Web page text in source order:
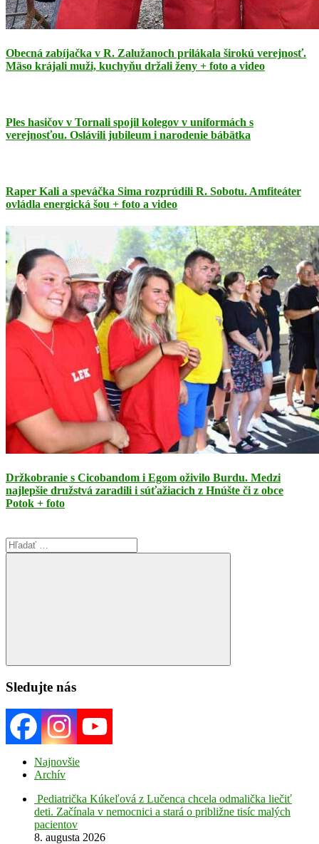
Obecná zabíjačka v R. Zalužanoch prilákala širokú verejnosť.
Mäso krájali muži, kuchyňu držali ženy + foto a video
Ples hasičov v Tornali spojil kolegov v uniformách s
verejnosťou. Oslávili jubileum i narodenie bábätka
Raper Kali a speváčka Sima rozprúdili R. Sobotu. Amfiteáter
ovládla energická šou + foto a video
Držkobranie s Cicobandom i Egom oživilo Burdu. Medzi
najlepšie družstvá zaradili i súťažiacich z Hnúšte či z obce
Potok + foto
Search
for:
Search
Sledujte nás
Najnovšie
Archív
Pediatrička Kúkeľová z Lučenca chcela odmalička liečiť
deti. Začínala v nemocnici a stará o približne tisíc malých
pacientov
8. augusta 2026